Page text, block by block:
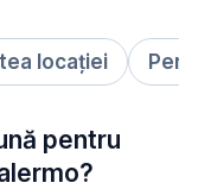
locației
pentru